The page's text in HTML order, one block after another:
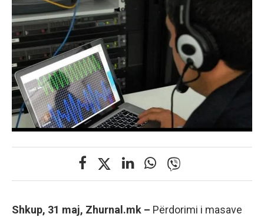
Shkup, 31 maj, Zhurnal.mk – Përdorimi i masave